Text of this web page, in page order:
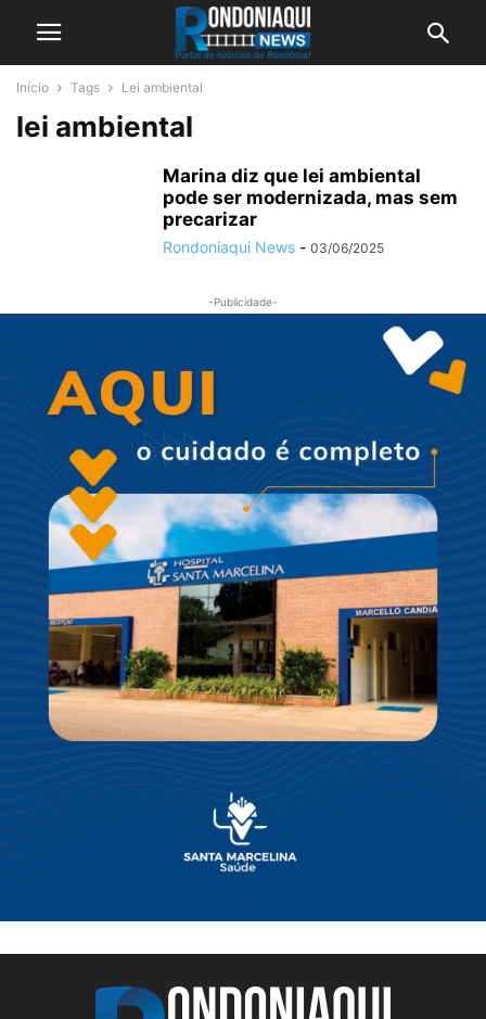
Início Tags Lei ambiental
lei ambiental
Marina diz que lei ambiental
pode ser modernizada, mas sem
precarizar
Rondoniaqui News - 03/06/2025
-Publicidade-